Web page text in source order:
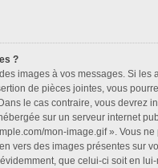
?
images à vos messages. Si les
de pièces jointes, vous
le cas contraire, vous devrez
sur un serveur internet
mon-image.gif ». Vous ne
vers des images présentes sur
que celui-ci soit en